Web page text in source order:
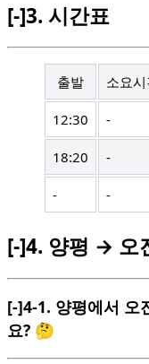
[-]3. 시간표
출발 소요
12:30 -
18:20 -
- -
[-]4. 양평 → 오
[-]4-1. 양평에서 오
요? 🤔